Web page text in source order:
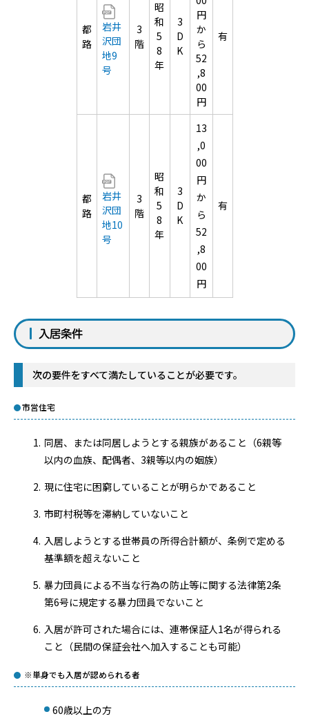
都
路
岩井
沢団
地9
号
3
階
昭
和
5
8
年
3
D
K
円
か
ら
52
,8
00
円
有
都
路
岩井
沢団
地10
号
3
階
昭
和
5
8
年
3
D
K
13
,0
00
円
か
ら
52
,8
00
円
有
入居条件
次の要件をすべて満たしていることが必要です。
市営住宅
同居、または同居しようとする親族があること（6親等
以内の血族、配偶者、3親等以内の姻族）
現に住宅に困窮していることが明らかであること
市町村税等を滞納していないこと
入居しようとする世帯員の所得合計額が、条例で定める
基準額を超えないこと
暴力団員による不当な行為の防止等に関する法律第2条
第6号に規定する暴力団員でないこと
入居が許可された場合には、連帯保証人1名が得られる
こと（民間の保証会社へ加入することも可能）
※単身でも入居が認められる者
60歳以上の方